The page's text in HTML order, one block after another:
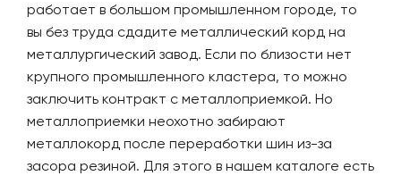
работает в большом промышленном городе, то
вы без труда сдадите металлический корд на
металлургический завод. Если по близости нет
крупного промышленного кластера, то можно
заключить контракт с металлоприемкой. Но
металлоприемки неохотно забирают
металлокорд после переработки шин из-за
засора резиной. Для этого в нашем каталоге есть